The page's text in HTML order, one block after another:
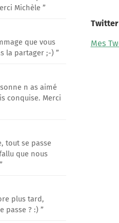
Michèle ”
que vous
la partager ;-) ”
n as aimé
conquise. Merci
tout se passe
que nous
plus tard,
passe ? :) ”
Twitter
Mes